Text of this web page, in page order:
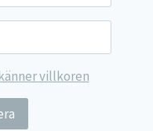
villkoren